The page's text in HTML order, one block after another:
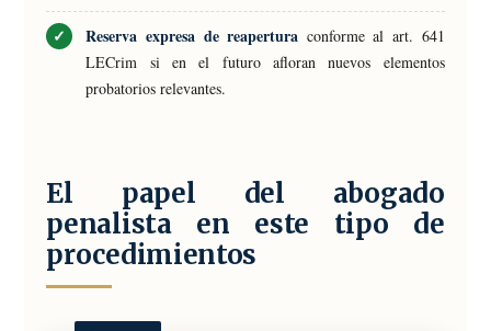
Reserva expresa de reapertura conforme al art. 641
LECrim si en el futuro afloran nuevos elementos
probatorios relevantes.
El papel del abogado
penalista en este tipo de
procedimientos